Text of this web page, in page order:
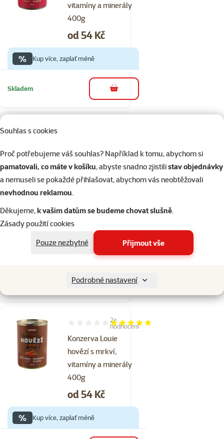
Souhlas s cookies
Proč potřebujeme váš souhlas? Například k tomu, abychom si
pamatovali, co máte v košíku, abyste snadno zjistilistav objednávky
a nemuseli se pokaždé přihlašovat, abychom vás neobtěžovali
nevhodnou reklamou.
Děkujeme,k vašim datům se budeme chovat slušně.
Zásady použití cookies
Pouze nezbytné
Přijmout vše
Podrobné nastavení
vitamíny a minerály
400g
Cena
od 54 Kč
% Kup více, zaplať méně
Skladem do košíku
Ontario Adult
hovězí pate s
příchutí
spiruliny 400g
Cena
od 44 Kč
značka
Kup více, zaplať méně
do košíku
Konzerva Louie
hovězí s mrkví,
vitamíny a minerály
400g
Hodnocení 100%, počet hodnocení: 2
2×
hodnocení
Cena
od 54 Kč
% Kup více, zaplať méně